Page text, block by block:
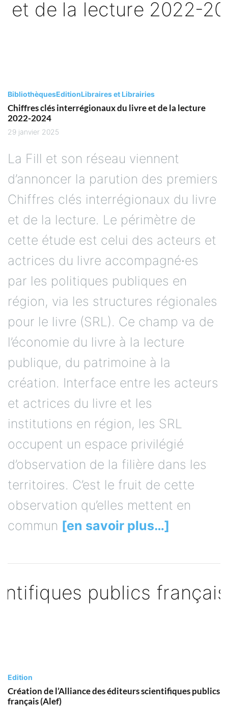
BibliothèquesEditionLibraires et Librairies
Chiffres clés interrégionaux du livre et de la lecture
2022-2024
29 janvier 2025
La Fill et son réseau viennent
d’annoncer la parution des premiers
Chiffres clés interrégionaux du livre
et de la lecture. Le périmètre de
cette étude est celui des acteurs et
actrices du livre accompagné∙es
par les politiques publiques en
région, via les structures régionales
pour le livre (SRL). Ce champ va de
l’économie du livre à la lecture
publique, du patrimoine à la
création. Interface entre les acteurs
et actrices du livre et les
institutions en région, les SRL
occupent un espace privilégié
d’observation de la filière dans les
territoires. C’est le fruit de cette
observation qu’elles mettent en
commun [en savoir plus…]
Edition
Création de l’Alliance des éditeurs scientifiques publics
français (Alef)